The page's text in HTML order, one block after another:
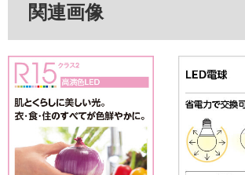
関連画像